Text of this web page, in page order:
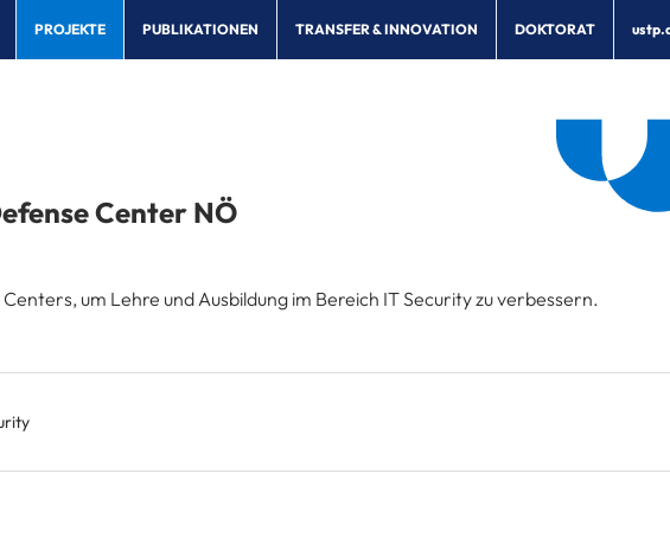
PROJEKTE PUBLIKATIONEN TRANSFER & INNOVATION DOKTORAT
Center NÖ
um Lehre und Ausbildung im Bereich IT Security zu verbessern.